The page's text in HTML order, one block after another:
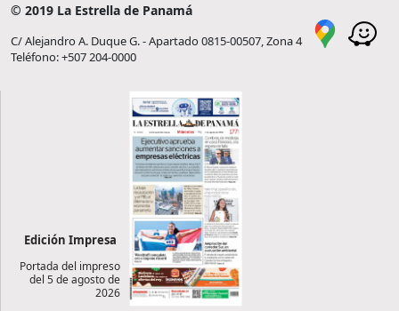
© 2019 La Estrella de Panamá
C/ Alejandro A. Duque G. - Apartado 0815-00507, Zona 4
Teléfono: +507 204-0000
Edición Impresa
Portada del impreso
del 5 de agosto de
2026